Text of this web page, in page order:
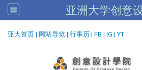
亚洲大学创意
亚大首页 | 网站导览 | 行事历 | FB | IG | YT